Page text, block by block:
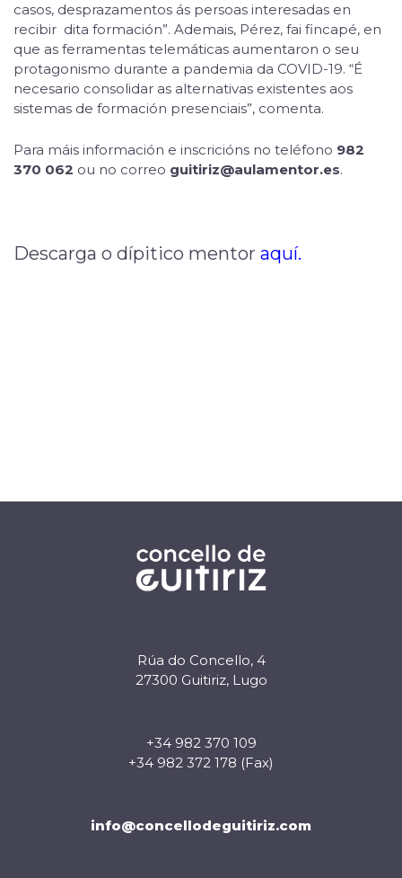
casos, desprazamentos ás persoas interesadas en
recibir dita formación”. Ademais, Pérez, fai fincapé, en
que as ferramentas telemáticas aumentaron o seu
protagonismo durante a pandemia da COVID-19. “É
necesario consolidar as alternativas existentes aos
sistemas de formación presenciais”, comenta.
Para máis información e inscricións no teléfono 982
370 062 ou no correo guitiriz@aulamentor.es.
Descarga o dípitico mentor aquí.
Rúa do Concello, 4
27300 Guitiriz, Lugo
+34 982 370 109
+34 982 372 178 (Fax)
info@concellodeguitiriz.com